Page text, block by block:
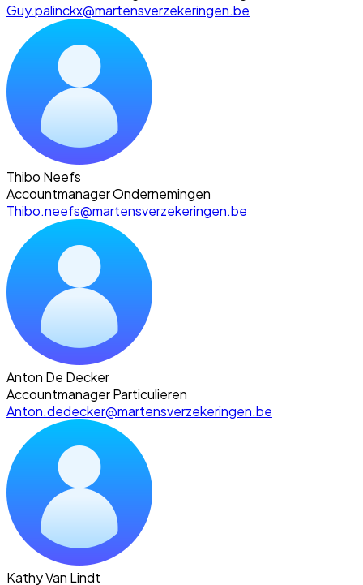
Guy.palinckx@martensverzekeringen.be
Thibo Neefs
Accountmanager Ondernemingen
Thibo.neefs@martensverzekeringen.be
Anton De Decker
Accountmanager Particulieren
Anton.dedecker@martensverzekeringen.be
Kathy Van Lindt